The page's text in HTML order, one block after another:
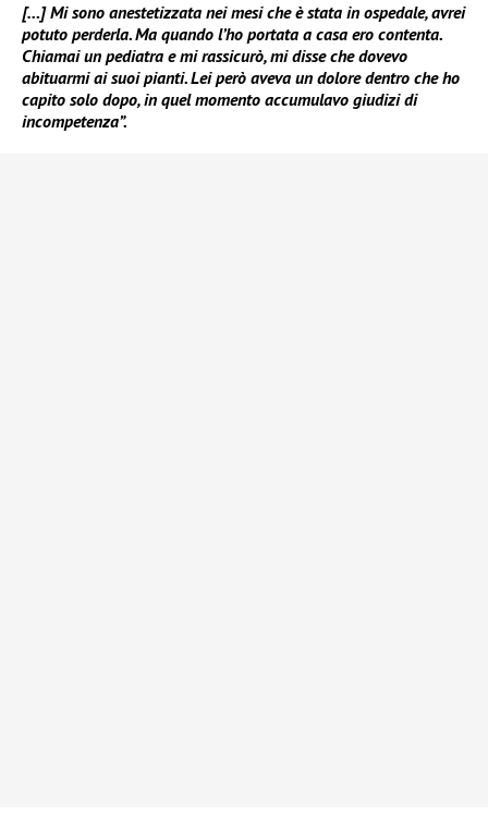
[…] Mi sono anestetizzata nei mesi che è stata in ospedale, avrei
potuto perderla. Ma quando l’ho portata a casa ero contenta.
Chiamai un pediatra e mi rassicurò, mi disse che dovevo
abituarmi ai suoi pianti. Lei però aveva un dolore dentro che ho
capito solo dopo, in quel momento accumulavo giudizi di
incompetenza”.